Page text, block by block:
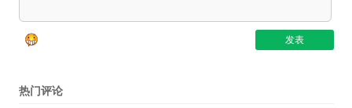
热门评论